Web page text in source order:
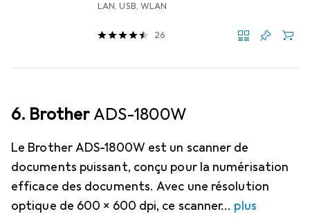
LAN, USB, WLAN
26
6. BrotherADS-1800W
Le Brother ADS-1800W est un scanner de
documents puissant, conçu pour la numérisation
efficace des documents. Avec une résolution
optique de 600 x 600 dpi, ce scanner
plus